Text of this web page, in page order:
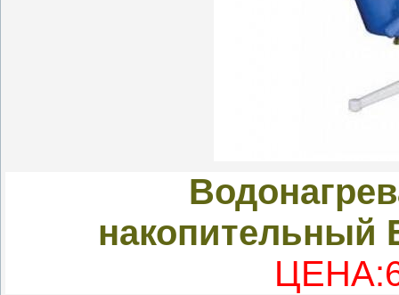
накопительный